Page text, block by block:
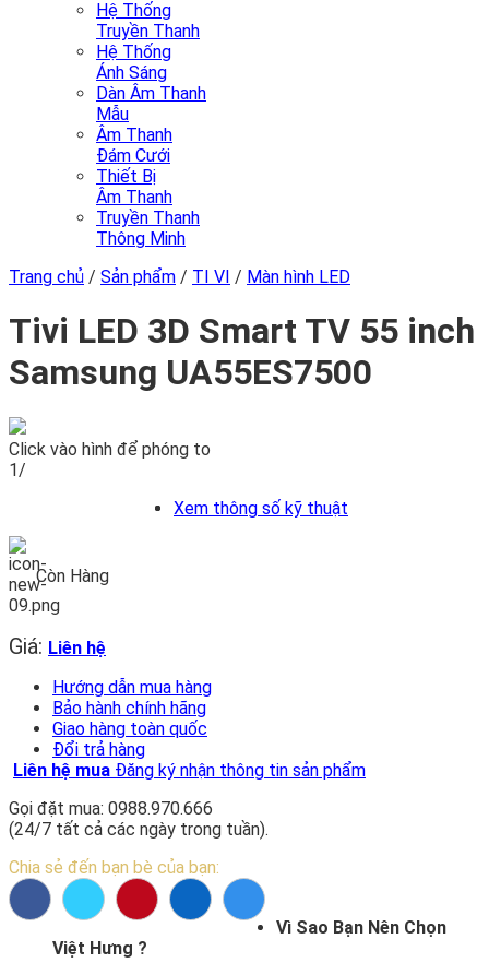
Hệ Thống
Truyền Thanh
Hệ Thống
Ánh Sáng
Dàn Âm Thanh
Mẫu
Âm Thanh
Đám Cưới
Thiết Bị
Âm Thanh
Truyền Thanh
Thông Minh
Trang chủ / Sản phẩm / TI VI / Màn hình LED
Tivi LED 3D Smart TV 55 inch
Samsung UA55ES7500
Click vào hình để phóng to
1/
Xem thông số kỹ thuật
Còn Hàng
Giá: Liên hệ
Hướng dẫn mua hàng
Bảo hành chính hãng
Giao hàng toàn quốc
Đổi trả hàng
Liên hệ mua Đăng ký nhận thông tin sản phẩm
Gọi đặt mua: 0988.970.666
(24/7 tất cả các ngày trong tuần).
Chia sẻ đến bạn bè của bạn:
Vì Sao Bạn Nên Chọn
Việt Hưng ?